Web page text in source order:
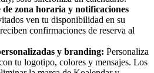
de zona horaria y notificaciones
ven tu disponibilidad en su
confirmaciones de reserva al
y branding: Personaliza
tu logotipo, colores y mensajes. Los